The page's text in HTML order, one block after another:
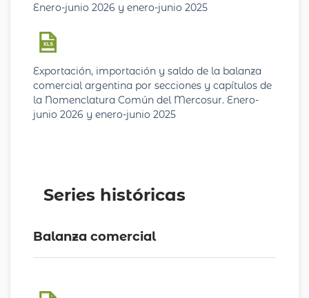
Enero-junio 2026 y enero-junio 2025
Exportación, importación y saldo de la balanza
comercial argentina por secciones y capítulos de
la Nomenclatura Común del Mercosur. Enero-
junio 2026 y enero-junio 2025
Series históricas
Balanza comercial